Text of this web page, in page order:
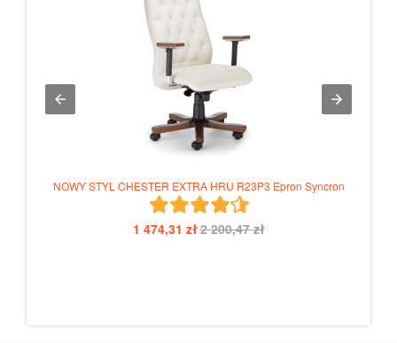
NOWY STYL CHESTER EXTRA HRU R23P3 Epron Syncron
1 474,31 zł2 200,47 zł